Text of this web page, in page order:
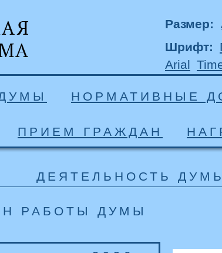
Размер:
Шрифт:
Arial
НОРМАТИВНЫЕ
ПРИЕМ ГРАЖДАН
ДЕЯТЕЛЬНОСТЬ
РАБОТЫ ДУМЫ